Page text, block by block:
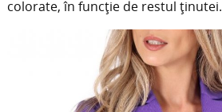
colorate, în funcție de restul ținutei.